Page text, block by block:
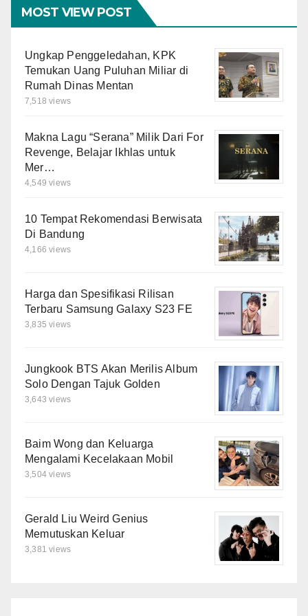
MOST VIEW POST
Ungkap Penggeledahan, KPK
Temukan Uang Puluhan Miliar di
Rumah Dinas Mentan
7,518 views
Makna Lagu “Serana” Milik Dari For
Revenge, Belajar Ikhlas untuk
Mer…
4,549 views
10 Tempat Rekomendasi Berwisata
Di Bandung
4,166 views
Harga dan Spesifikasi Rilisan
Terbaru Samsung Galaxy S23 FE
3,835 views
Jungkook BTS Akan Merilis Album
Solo Dengan Tajuk Golden
3,643 views
Baim Wong dan Keluarga
Mengalami Kecelakaan Mobil
3,504 views
Gerald Liu Weird Genius
Memutuskan Keluar
3,381 views